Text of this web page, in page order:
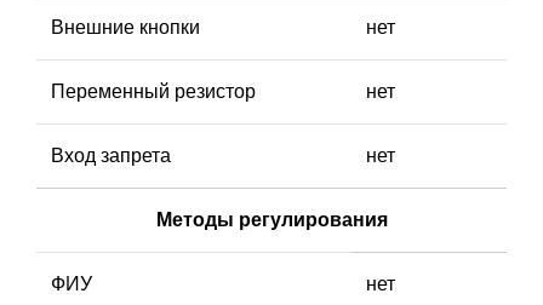
Внешние кнопки нет
Переменный резистор нет
Вход запрета нет
Методы регулирования
ФИУ нет